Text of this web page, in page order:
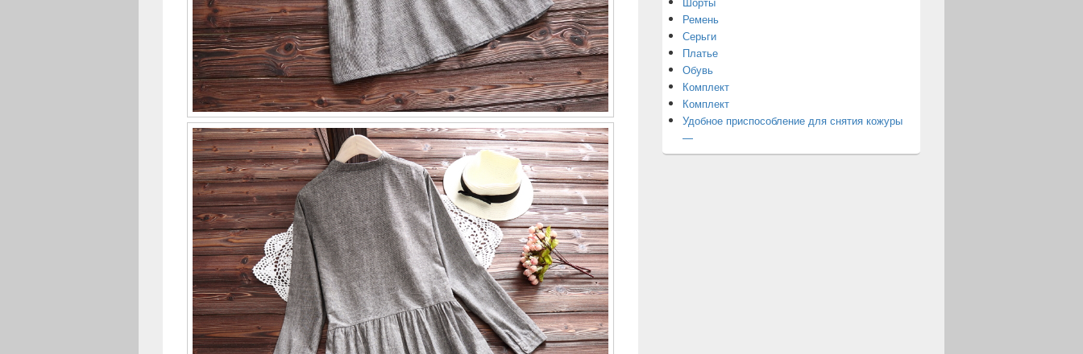
Ремень
Серьги
Платье
Обувь
Комплект
Комплект
Удобное приспособление для снятия кожуры
—